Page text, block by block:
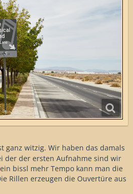
ganz witzig. Wir haben das damals
der der ersten Aufnahme sind wir
bissl mehr Tempo kann man die
Rillen erzeugen die Ouvertüre aus